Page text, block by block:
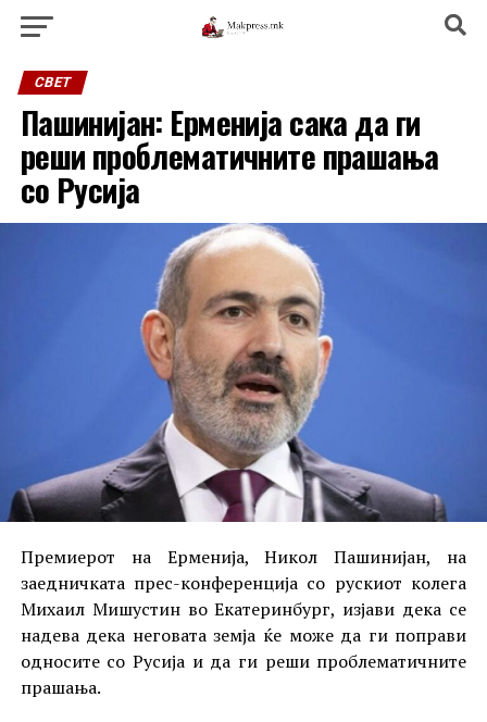
СВЕТ
Пашинијан: Ерменија сака да ги
реши проблематичните прашања
со Русија
Премиерот на Ерменија, Никол Пашинијан, на
заедничката прес-конференција со рускиот колега
Михаил Мишустин во Екатеринбург, изјави дека се
надева дека неговата земја ќе може да ги поправи
односите со Русија и да ги реши проблематичните
прашања.